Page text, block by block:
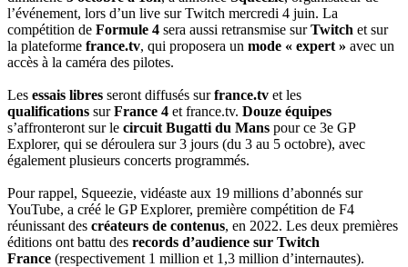
l’événement, lors d’un live sur Twitch mercredi 4 juin. La
compétition de Formule 4 sera aussi retransmise surTwitch et sur
la plateforme france.tv, qui proposera un mode « expert » avec un
accès à la caméra des pilotes.
Les essais libres seront diffusés surfrance.tv et les
qualifications surFrance 4 et france.tv. Douze équipes
s’affronteront sur le circuit Bugatti du Mans pour ce 3e GP
Explorer, qui se déroulera sur 3 jours (du 3 au 5 octobre), avec
également plusieurs concerts programmés.
Pour rappel, Squeezie, vidéaste aux 19 millions d’abonnés sur
YouTube, a créé le GP Explorer, première compétition de F4
réunissant des créateurs de contenus, en 2022. Les deux premières
éditions ont battu des records d’audience sur Twitch
France (respectivement 1 million et 1,3 million d’internautes).